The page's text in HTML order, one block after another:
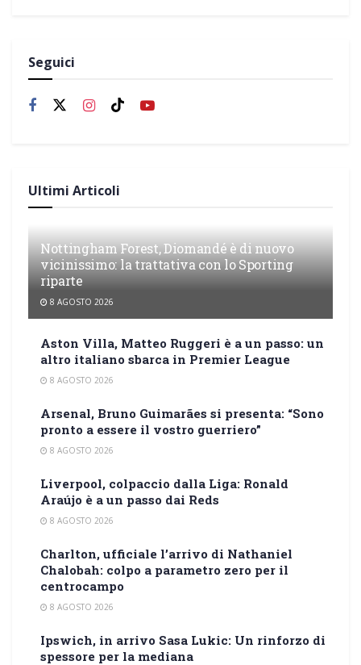
Seguici
Ultimi Articoli
Nottingham Forest, Diomandé è di nuovo
vicinissimo: la trattativa con lo Sporting
riparte
8 AGOSTO 2026
Aston Villa, Matteo Ruggeri è a un passo: un
altro italiano sbarca in Premier League
8 AGOSTO 2026
Arsenal, Bruno Guimarães si presenta: “Sono
pronto a essere il vostro guerriero”
8 AGOSTO 2026
Liverpool, colpaccio dalla Liga: Ronald
Araújo è a un passo dai Reds
8 AGOSTO 2026
Charlton, ufficiale l’arrivo di Nathaniel
Chalobah: colpo a parametro zero per il
centrocampo
8 AGOSTO 2026
Ipswich, in arrivo Sasa Lukic: Un rinforzo di
spessore per la mediana